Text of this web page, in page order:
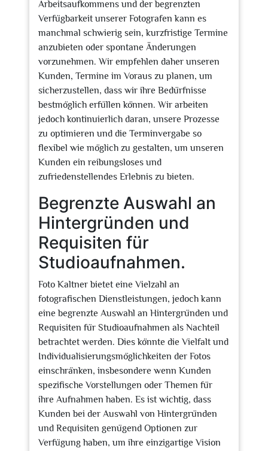
Arbeitsaufkommens und der begrenzten
Verfügbarkeit unserer Fotografen kann es
manchmal schwierig sein, kurzfristige Termine
anzubieten oder spontane Änderungen
vorzunehmen. Wir empfehlen daher unseren
Kunden, Termine im Voraus zu planen, um
sicherzustellen, dass wir ihre Bedürfnisse
bestmöglich erfüllen können. Wir arbeiten
jedoch kontinuierlich daran, unsere Prozesse
zu optimieren und die Terminvergabe so
flexibel wie möglich zu gestalten, um unseren
Kunden ein reibungsloses und
zufriedenstellendes Erlebnis zu bieten.
Begrenzte Auswahl an
Hintergründen und
Requisiten für
Studioaufnahmen.
Foto Kaltner bietet eine Vielzahl an
fotografischen Dienstleistungen, jedoch kann
eine begrenzte Auswahl an Hintergründen und
Requisiten für Studioaufnahmen als Nachteil
betrachtet werden. Dies könnte die Vielfalt und
Individualisierungsmöglichkeiten der Fotos
einschränken, insbesondere wenn Kunden
spezifische Vorstellungen oder Themen für
ihre Aufnahmen haben. Es ist wichtig, dass
Kunden bei der Auswahl von Hintergründen
und Requisiten genügend Optionen zur
Verfügung haben, um ihre einzigartige Vision